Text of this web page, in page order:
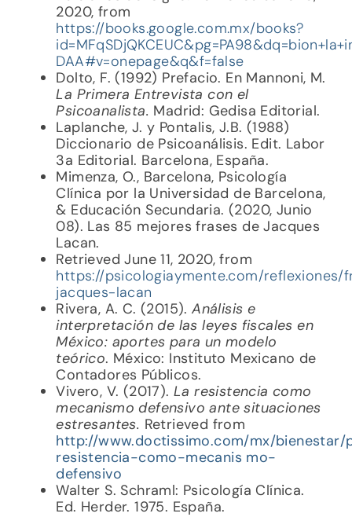
2020, from
https://books.google.com.mx/books?
DAA#v=onepage&q&f=false
Dolto, F. (1992) Prefacio. En Mannoni, M.
La Primera Entrevista con el
Psicoanalista. Madrid: Gedisa Editorial.
Laplanche, J. y Pontalis, J.B. (1988)
Diccionario de Psicoanálisis. Edit. Labor
3a Editorial. Barcelona, España.
Mimenza, O., Barcelona, Psicología
Clínica por la Universidad de Barcelona,
& Educación Secundaria. (2020, Junio
08). Las 85 mejores frases de Jacques
Lacan.
Retrieved June 11, 2020, from
https://psicologiaymente.com/reflexiones/
jacques-lacan
Rivera, A. C. (2015).Análisis e
interpretación de las leyes fiscales en
México: aportes para un modelo
teórico. México: Instituto Mexicano de
Contadores Públicos.
Vivero, V. (2017). La resistencia como
mecanismo defensivo ante situaciones
estresantes. Retrieved from
http://www.doctissimo.com/mx/
resistencia-como-mecanis mo-
defensivo
Walter S. Schraml: Psicología Clínica.
Ed. Herder. 1975. España.